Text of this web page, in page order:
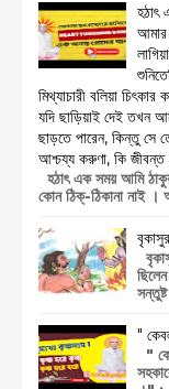
হঠাৎ
মিথ্যাচারী বলিয়া
যদি ছাড়িয়াই দেই তখন
ছাড়তে পারেন, কিন্তু সে
আশ্চয্য করুণা, কি
হঠাৎ এক সময় আমি
কোন ঠিক্‌-ঠিকানা নাই ।
"
"